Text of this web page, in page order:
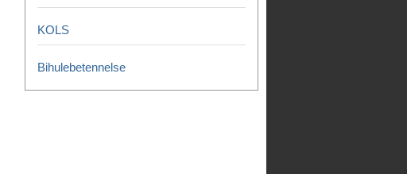
KOLS
Bihulebetennelse